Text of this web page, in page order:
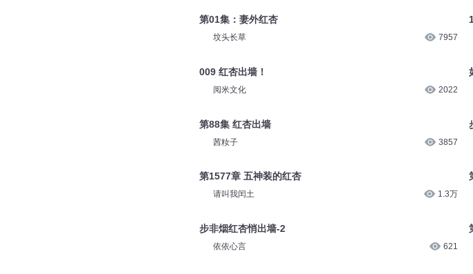
第01集：妻外红杏
坟头长草 7957
009 红杏出墙！
阅米文化 2022
第88集 红杏出墙
茜籹子 3857
第1577章 五神装的红杏
请叫我闰土 1.3万
步非烟红杏悄出墙-2
依依心言 621